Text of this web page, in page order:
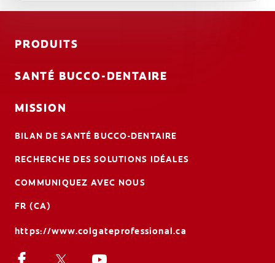
PRODUITS
SANTÉ BUCCO-DENTAIRE
MISSION
BILAN DE SANTÉ BUCCO-DENTAIRE
RECHERCHE DES SOLUTIONS IDÉALES
COMMUNIQUEZ AVEC NOUS
FR (CA)
https://www.colgateprofessional.ca